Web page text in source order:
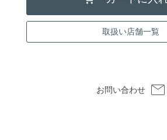
取扱い店舗一覧
お問い合わせ